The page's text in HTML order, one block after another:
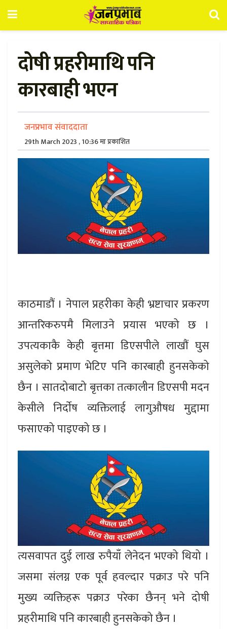
दोषी प्रहरीमाथि पनि
कारबाही भएन
जनप्रभाव संवाददाता
29th March 2023 , 10:36 मा प्रकाशित
काठमाडौं । नेपाल प्रहरीका केही भ्रष्टाचार प्रकरण
आन्तरिकरुपमै मिलाउने प्रयास भएको छ ।
उपत्यकाकै केही बृत्तमा डिएसपीले लाखौं घुस
असुलेको प्रमाण भेटिए पनि कारबाही हुनसकेको
छैन । सातदोबाटो बृत्तका तत्कालीन डिएसपी मदन
केसीले निर्दाेष व्यक्तिलाई लागुऔषध मुद्दामा
फसाएको पाइएको छ ।
त्यसवापत दुई लाख रुपैयाँ लेनेदन भएको थियो ।
जसमा संलग्न एक पूर्व हवल्दार पक्राउ परे पनि
मुख्य व्यक्तिहरू पक्राउ परेका छैनन् भने दोषी
प्रहरीमाथि पनि कारबाही हुनसकेको छैन ।